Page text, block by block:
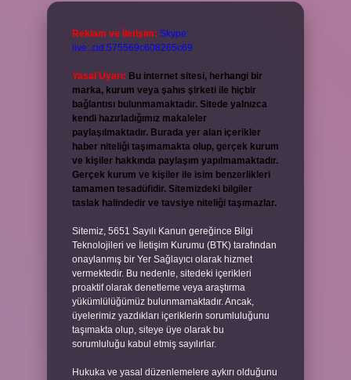
Reklam ve İletişim: Skype:
live:.cid.575569c608265c69
Yasal Uyarı: Bu internet sitesi, herhangi bir
marka, kurum veya şahıs şirketi ile hiçbir
bağlantısı bulunmamaktadır. Sitede yalnızca
kendi hazırladığımız makaleler
paylaşılmaktadır. Burada yer alan içerikler
haber niteliği taşımamakta olup, gerçek kurum
ve kişiler hakkında paylaşım yapılmamaktadır.
Gerçek kurum ve kişiler ile isim benzerlikleri
tamamen tesadüfidir. Sitemizdeki bilgiler
taslak halindedir ve tavsiye niteliği taşımazlar.
Sitemiz, 5651 Sayılı Kanun gereğince Bilgi
Teknolojileri ve İletişim Kurumu (BTK) tarafından
onaylanmış bir Yer Sağlayıcı olarak hizmet
vermektedir. Bu nedenle, sitedeki içerikleri
proaktif olarak denetleme veya araştırma
yükümlülüğümüz bulunmamaktadır. Ancak,
üyelerimiz yazdıkları içeriklerin sorumluluğunu
taşımakta olup, siteye üye olarak bu
sorumluluğu kabul etmiş sayılırlar.
Hukuka ve yasal düzenlemelere aykırı olduğunu